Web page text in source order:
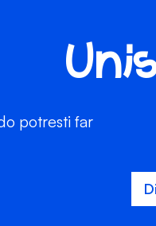
potresti far